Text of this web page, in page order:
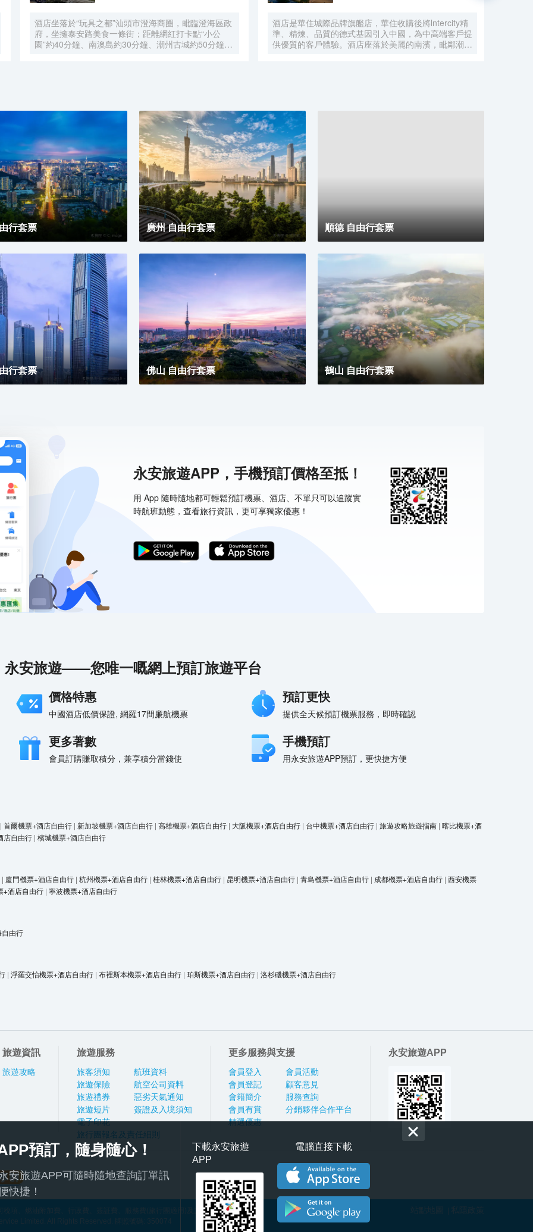
酒店坐落於“玩具之都”汕頭市澄海商圈，毗臨澄海區政
府，坐擁泰安路美食一條街；距離網紅打卡點“小公
園”約40分鐘、南澳島約30分鐘、潮州古城約50分鐘。
酒店是華住城際品牌旗艦店，華住收購後將lntercity精
準、精煉、品質的德式基因引入中國，為中高端客戶提
供優質的客戶體驗。酒店座落於美麗的南濱，毗鄰潮汕
漣床墊、空氣淨化器、Minibar保鮮冰箱、阿佩利斯洗
護套裝等。從設計到服務的各個方面，都充分考慮到了
商務客人的需求，為其提供高效、舒適且便捷的住宿體
驗！
行套票 廣州 自由行套票 順德 自由行套票
行套票 佛山 自由行套票 鶴山 自由行套票
永安旅遊APP，手機預訂價格至抵！
用 App 隨時隨地都可輕鬆預訂機票、酒店、不單只可以追蹤實
時航班動態，查看旅行資訊，更可享獨家優惠！
永安旅遊——您唯一嘅網上預訂旅遊平台
價格特惠
中國酒店低價保證, 網羅17間廉航機票
預訂更快
提供全天候預訂機票服務，即時確認
更多著數
會員訂購賺取積分，兼享積分當錢使
手機預訂
用永安旅遊APP預訂，更快捷方便
首爾機票+酒店自由行 | 新加坡機票+酒店自由行 | 高雄機票+酒店自由行 | 大阪機票+酒店自由行 | 台中機票+酒店自由行 | 旅遊攻略旅遊指南 | 喀比機票+酒
店自由行 | 檳城機票+酒店自由行
| 廈門機票+酒店自由行 | 杭州機票+酒店自由行 | 桂林機票+酒店自由行 | 昆明機票+酒店自由行 | 青島機票+酒店自由行 | 成都機票+酒店自由行 | 西安機票
+酒店自由行 | 寧波機票+酒店自由行
自由行
| 浮羅交怡機票+酒店自由行 | 布裡斯本機票+酒店自由行 | 珀斯機票+酒店自由行 | 洛杉磯機票+酒店自由行
旅遊資訊
旅遊攻略
旅遊服務
旅客須知
旅遊保險
旅遊禮券
旅遊短片
電子印花
航班資料
航空公司資料
惡劣天氣通知
簽證及入境須知
旅行團報名及責任細則
更多服務與支援
會員登入
會員登記
會籍簡介
會員有賞
精選優惠
會員活動
顧客意見
服務查詢
分銷夥伴合作平台
永安旅遊APP
項、燃油附加費、行政費、簽証費、服務費(旅行團適用)及其他應繳費用
預訂，隨身隨心！
安旅遊APP可隨時隨地查詢訂單訊
快捷！
下載永安旅遊
APP
電腦直接下載